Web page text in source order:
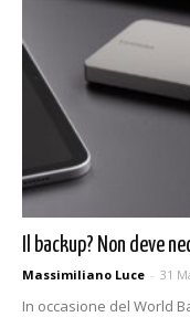
Il backup? Non deve
Massimiliano Luce - 31
In occasione del World